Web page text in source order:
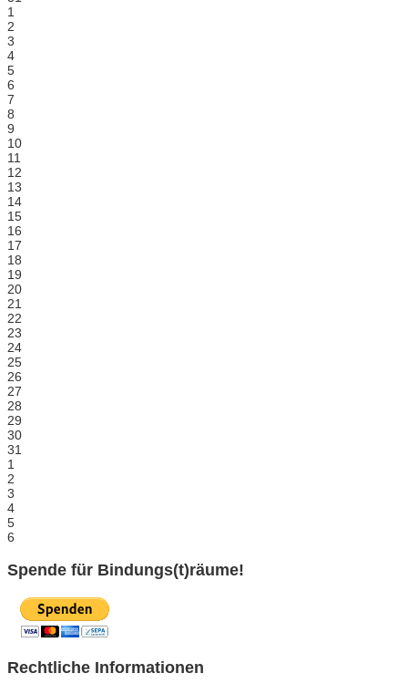
1
2
3
4
5
6
7
8
9
10
11
12
13
14
15
16
17
18
19
20
21
22
23
24
25
26
27
28
29
30
31
1
2
3
4
5
6
Spende für Bindungs(t)räume!
Rechtliche Informationen